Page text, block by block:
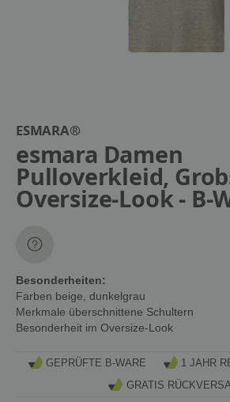
ESMARA®
esmara Damen
Pulloverkleid,
Oversize-Look - B-
Besonderheiten:
Farben beige, dunkelgrau
Merkmale überschnittene Schultern
Besonderheit im Oversize-Look
GEPRÜFTE B-WARE
1 JAHR
GRATIS